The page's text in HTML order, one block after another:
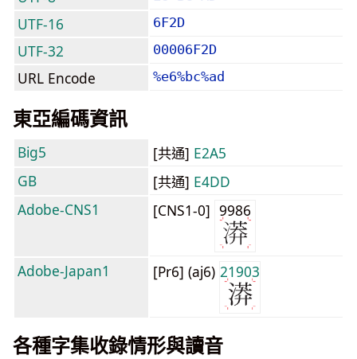
UTF-16 6F2D
UTF-32 00006F2D
URL Encode %e6%bc%ad
東亞編碼資訊
Big5 [共通] E2A5
GB
[共通] E4DD
Adobe-CNS1
[CNS1-0] 9986
Adobe-Japan1 [Pr6] (aj6) 21903
各種字集收錄情形與讀音